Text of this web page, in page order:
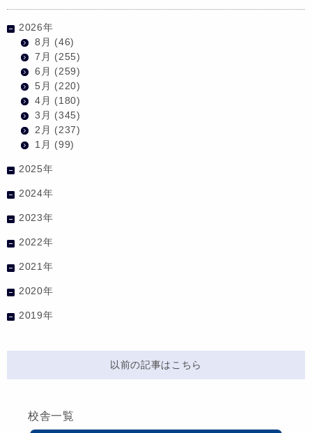
2026年
8月 (46)
7月 (255)
6月 (259)
5月 (220)
4月 (180)
3月 (345)
2月 (237)
1月 (99)
2025年
2024年
2023年
2022年
2021年
2020年
2019年
以前の記事はこちら
校舎一覧